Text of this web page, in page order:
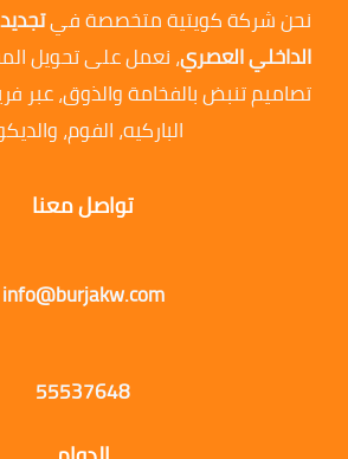
نحن شركة كويتية متخصصة في
الداخلي العصري، نعمل على تحويل
تصاميم تنبض بالفخامة والذوق، عبر
الباركيه، الفوم،
تواصل معنا
info@burjakw.com
55537648